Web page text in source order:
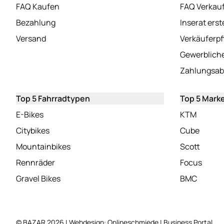
FAQ Kaufen
Bezahlung(öffnet in neuem Tab)
Versand(öffnet in neuem Tab)
FAQ
Inserat
Top 5 Fahrradtypen
E-Bikes(öffnet in neuem Tab)
Citybikes(öffnet in neuem Tab)
Mountainbikes(öffnet in neuem Tab)
Rennräder(öffnet in neuem Tab)
Gravel Bikes(öffnet in neuem Tab)
Top 5
KTM(öffnet
Cube(öffnet
Scott(öffnet
Focus
BMC(öffnet
(öffnet in neuem Tab)